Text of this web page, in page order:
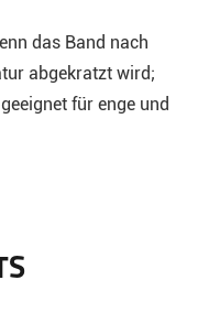
das Band nach
abgekratzt wird;
für enge und